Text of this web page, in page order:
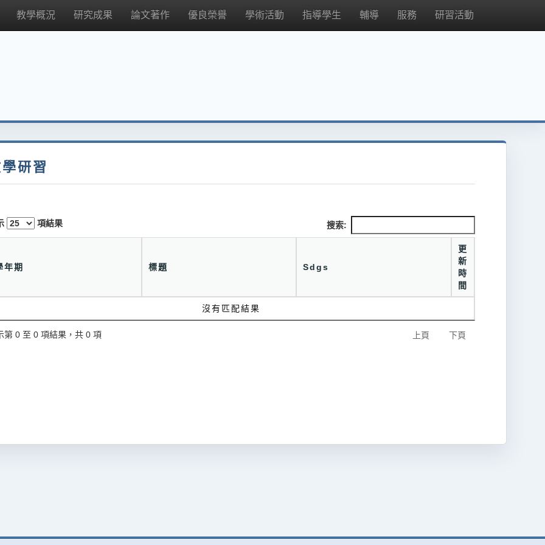
教學概況 研究成果 論文著作 優良榮譽 學術活動 指導學生 輔導 服務 研習活動
研習
項結果 搜索:
年期 標題 Sdgs
更
新
時
間
沒有匹配結果
第 0 至 0 項結果，共 0 項 上頁 下頁